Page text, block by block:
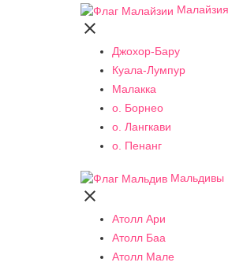
Малайзия

Джохор-Бару
Куала-Лумпур
Малакка
о. Борнео
о. Лангкави
о. Пенанг
Мальдивы

Атолл Ари
Атолл Баа
Атолл Мале